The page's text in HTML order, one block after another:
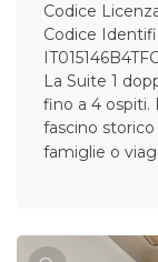
Codice
Codice
La Suite 1
fino a 4 ospiti.
fascino
famiglie o